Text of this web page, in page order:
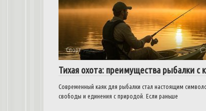
Спорт
Тихая охота: преимущества рыбалки с
Современный каяк для рыбалки стал настоящим
свободы и единения с природой. Если раньше